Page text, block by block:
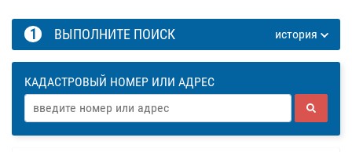
1 ВЫПОЛНИТЕ ПОИСК история
КАДАСТРОВЫЙ НОМЕР ИЛИ АДРЕС